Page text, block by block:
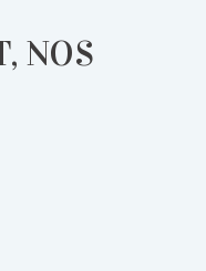
NOS